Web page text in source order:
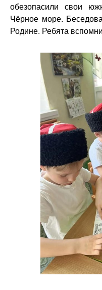
обезопасили свои
Чёрное море.
Родине. Ребята